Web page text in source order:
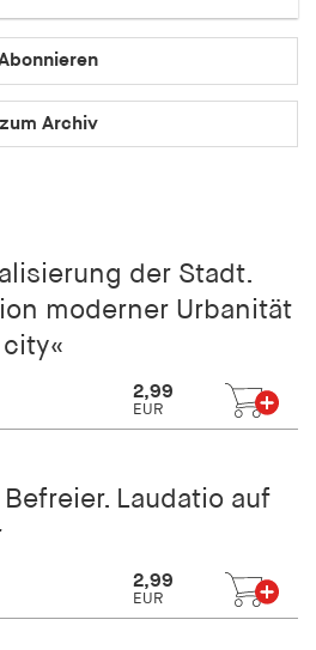
zum Archiv
der Stadt.
moderner Urbanität
2,99
EUR
Laudatio auf
2,99
EUR
des Benutzers
aktuellen Domäne.